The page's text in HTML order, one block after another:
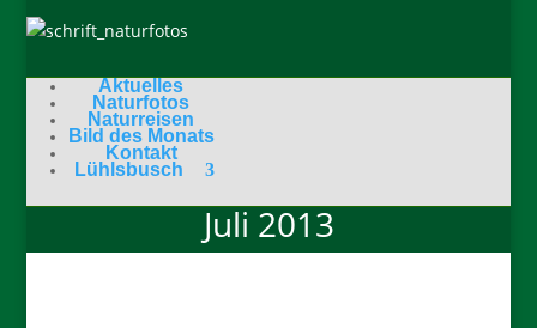
Aktuelles
Naturfotos
Naturreisen
Bild des Monats
Kontakt
Lühlsbusch
Juli 2013